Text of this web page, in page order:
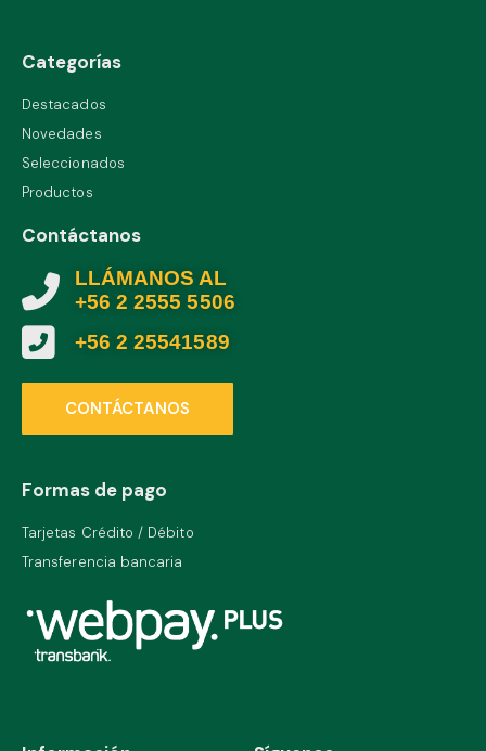
Categorías
Destacados
Novedades
Seleccionados
Productos
Contáctanos
LLÁMANOS AL
+56 2 2555 5506
+56 2 25541589
CONTÁCTANOS
Formas de pago
Tarjetas Crédito / Débito
Transferencia bancaria